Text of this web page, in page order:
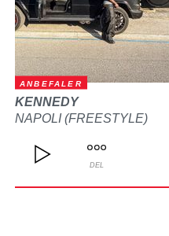
ANBEFALER
KENNEDY
NAPOLI (FREESTYLE)
DEL